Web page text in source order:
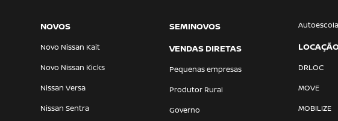
NOVOS
Novo Nissan Kait
Novo Nissan Kicks
Nissan Versa
Nissan Sentra
SEMINOVOS
VENDAS DIRETAS
Pequenas empresas
Produtor Rural
Governo
Autoescola
DRLOC
MOVE
MOBILIZE